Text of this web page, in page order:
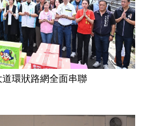
環狀路網全面串聯